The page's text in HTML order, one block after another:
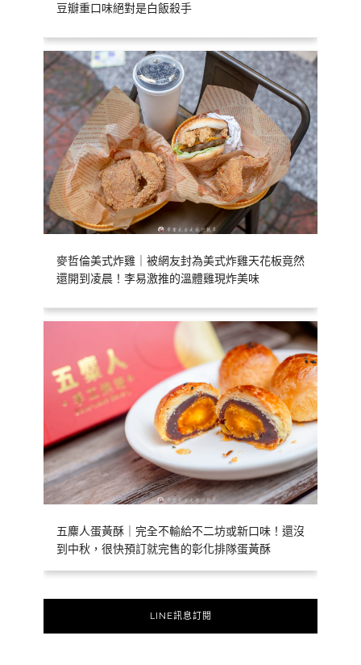
豆瓣重口味絕對是白飯殺手
麥哲倫美式炸雞｜被網友封為美式炸雞天花板竟然
還開到凌晨！李易激推的溫體雞現炸美味
五麋人蛋黃酥｜完全不輸給不二坊或新口味！還沒
到中秋，很快預訂就完售的彰化排隊蛋黃酥
LINE訊息訂閱